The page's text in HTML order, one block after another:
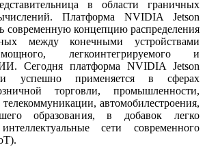
в области граничных
Платформа NVIDIA Jetson
современную концепцию распределения
между конечными устройствами
легкоинтегрируемого и
ИИ. Сегодня платформа NVIDIA Jetson
успешно применяется в сферах
торговли, промышленности,
телекоммуникации, автомобилестроения,
образования, в добавок легко
сети современного